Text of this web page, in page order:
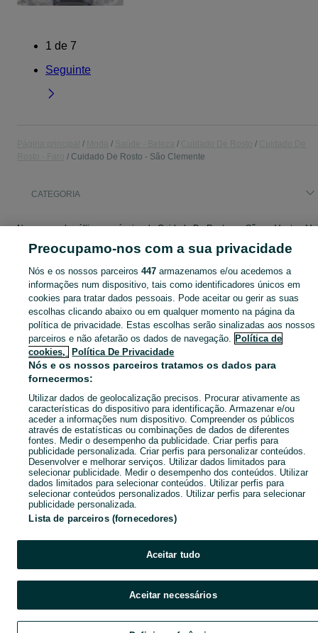
1 de 7
Seguinte
Cuidado De Rosto - São Clemente
CATEGORIA
Navegue pelos últimos anúncios de Cuidado De Rosto em São Clemente no OLX Portugal. Compre e venda produtos locais com facilidade e segurança. Mostrar
Mapa das freguesias
Mapa de mini-sites
Pesquisas populares
Preocupamo-nos com a sua privacidade
Nós e os nossos parceiros447 armazenamos e/ou acedemos a
informações num dispositivo, tais como identificadores únicos em
cookies para tratar dados pessoais. Pode aceitar ou gerir as suas
escolhas clicando abaixo ou em qualquer momento na página da
política de privacidade. Estas escolhas serão sinalizadas aos nossos
parceiros e não afetarão os dados de navegação. Política de
cookies,
Política De Privacidade
Nós e os nossos parceiros tratamos os dados para
fornecermos:
Utilizar dados de geolocalização precisos. Procurar ativamente as
características do dispositivo para identificação. Armazenar e/ou
aceder a informações num dispositivo. Compreender os públicos
através de estatísticas ou combinações de dados de diferentes
fontes. Medir o desempenho da publicidade. Criar perfis para
publicidade personalizada. Criar perfis para personalizar conteúdos.
Desenvolver e melhorar serviços. Utilizar dados limitados para
selecionar publicidade. Medir o desempenho dos conteúdos. Utilizar
dados limitados para selecionar conteúdos. Utilizar perfis para
selecionar conteúdos personalizados. Utilizar perfis para selecionar
publicidade personalizada.
Lista de parceiros (fornecedores)
Aceitar tudo
Aceitar necessários